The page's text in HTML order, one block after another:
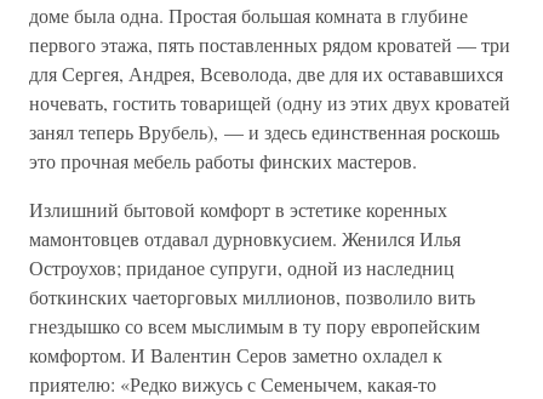
доме была одна. Простая большая комната в глубине
первого этажа, пять поставленных рядом кроватей — три
для Сергея, Андрея, Всеволода, две для их остававшихся
ночевать, гостить товарищей (одну из этих двух кроватей
занял теперь Врубель), — и здесь единственная роскошь
это прочная мебель работы финских мастеров.
Излишний бытовой комфорт в эстетике коренных
мамонтовцев отдавал дурновкусием. Женился Илья
Остроухов; приданое супруги, одной из наследниц
боткинских чаеторговых миллионов, позволило вить
гнездышко со всем мыслимым в ту пору европейским
комфортом. И Валентин Серов заметно охладел к
приятелю: «Редко вижусь с Семенычем, какая-то